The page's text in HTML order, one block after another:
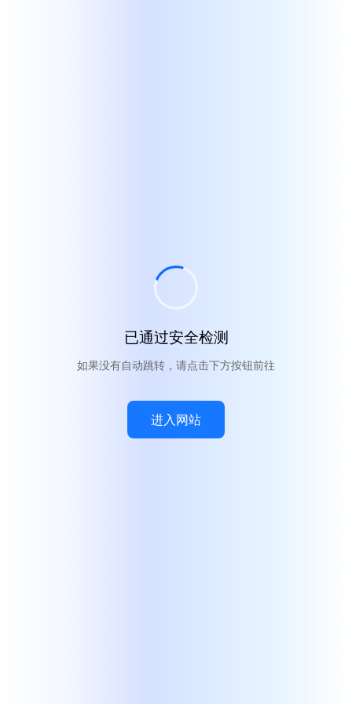
已通过安全检测
如果没有自动跳转，请点击下方按钮前往
进入网站